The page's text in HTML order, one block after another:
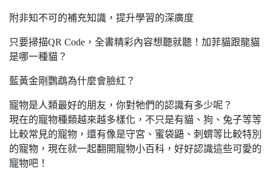
附非知不可的補充知識，提升學習的深廣度
只要掃描QR Code，全書精彩內容想聽就聽！加菲貓跟龍貓
是哪一種貓？
藍黃金剛鸚鵡為什麼會臉紅？
寵物是人類最好的朋友，你對牠們的認識有多少呢？
現在的寵物種類越來越多樣化，不只是有貓、狗、兔子等等
比較常見的寵物，還有像是守宮、蜜袋鼯、刺蝟等比較特別
的寵物，現在就一起翻開寵物小百科，好好認識這些可愛的
寵物吧！